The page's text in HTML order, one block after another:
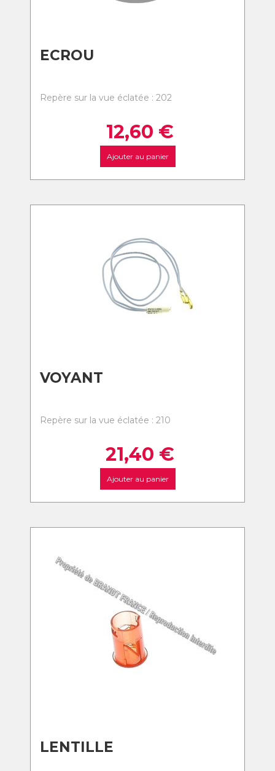
ECROU
Repère sur la vue éclatée : 202
12,60 €
Ajouter au panier
VOYANT
Repère sur la vue éclatée : 210
21,40 €
Ajouter au panier
LENTILLE